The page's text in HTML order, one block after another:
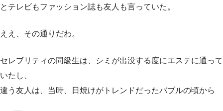
とテレビもファッション誌も友人も言っていた。
ええ、その通りだわ。
セレブリティの同級生は、シミが出没する度にエステに通って
いたし、
違う友人は、当時、日焼けがトレンドだったバブルの頃から